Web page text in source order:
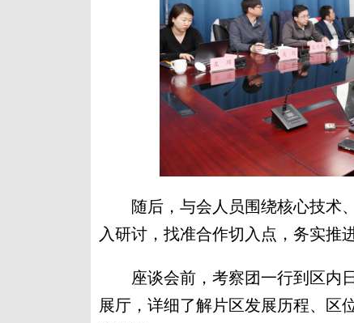
随后，与会人员围绕核心技术、
入研讨，找准合作切入点，务实推
座谈会前，考察团一行到区内日
展厅，详细了解片区发展历程、区